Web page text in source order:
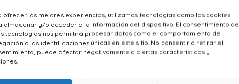
ofrecer las mejores experiencias, utilizamos tecnologías como las cookies
almacenar y/o acceder a la información del dispositivo. El consentimiento de
tecnologías nos permitirá procesar datos como el comportamiento de
o las identificaciones únicas en este sitio. No consentir o retirar el
puede afectar negativamente a ciertas características y
cabello.